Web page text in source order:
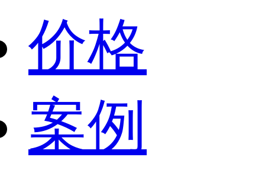
价格
案例